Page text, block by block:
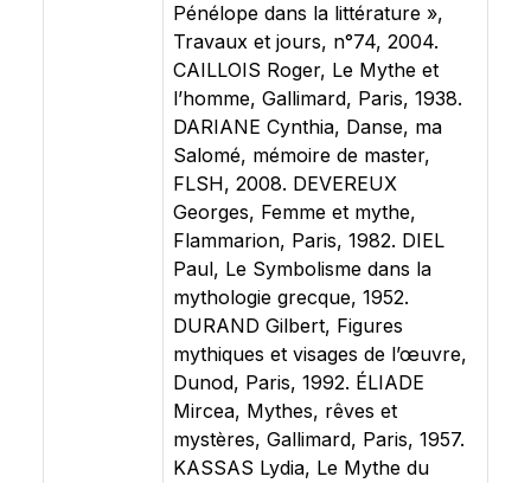
Pénélope dans la littérature »,
Travaux et jours, n°74, 2004.
CAILLOIS Roger, Le Mythe et
l’homme, Gallimard, Paris, 1938.
DARIANE Cynthia, Danse, ma
Salomé, mémoire de master,
FLSH, 2008. DEVEREUX
Georges, Femme et mythe,
Flammarion, Paris, 1982. DIEL
Paul, Le Symbolisme dans la
mythologie grecque, 1952.
DURAND Gilbert, Figures
mythiques et visages de l’œuvre,
Dunod, Paris, 1992. ÉLIADE
Mircea, Mythes, rêves et
mystères, Gallimard, Paris, 1957.
KASSAS Lydia, Le Mythe du